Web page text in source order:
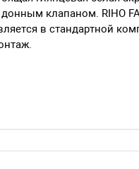
клапаном. RIHO
в стандартной